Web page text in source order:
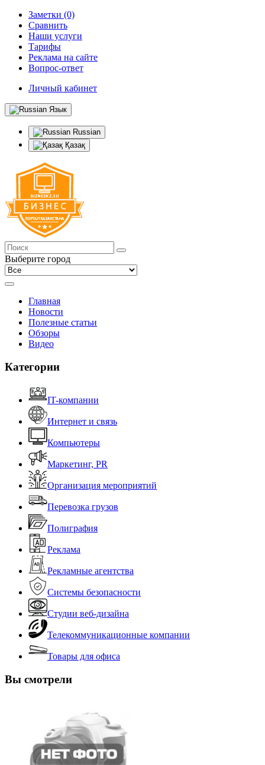
Заметки (0)
Сравнить
Наши услуги
Тарифы
Реклама на сайте
Вопрос-ответ
Личный кабинет
Язык
Russian
Қазақ
Выберите город
Главная
Новости
Полезные статьи
Обзоры
Видео
Категории
IT-компании
Интернет и связь
Компьютеры
Маркетинг, PR
Организация мероприятий
Перевозка грузов
Полиграфия
Реклама
Рекламные агентства
Системы безопасности
Студии веб-дизайна
Телекоммуникационные компании
Товары для офиса
Вы смотрели